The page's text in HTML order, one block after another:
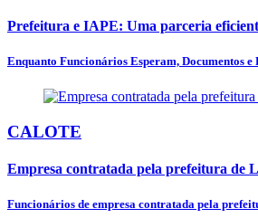
Prefeitura e IAPE: Uma parceria
Enquanto Funcionários Esperam, Documentos
CALOTE
Empresa contratada pela prefeitura de
Funcionários de empresa contratada pela